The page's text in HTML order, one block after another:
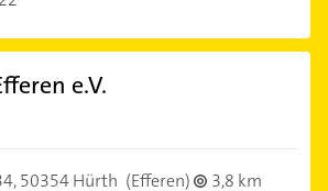
e.V.
50354 Hürth (Efferen) 3,8 km